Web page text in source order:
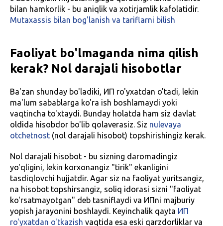
bilan hamkorlik - bu aniqlik va xotirjamlik kafolatidir.
Mutaxassis bilan bog'lanish va tariflarni bilish
Faoliyat bo'lmaganda nima qilish
kerak? Nol darajali hisobotlar
Ba'zan shunday bo'ladiki, ИП ro'yxatdan o'tadi, lekin
ma'lum sabablarga ko'ra ish boshlamaydi yoki
vaqtincha to'xtaydi. Bunday holatda ham siz davlat
oldida hisobdor bo'lib qolaverasiz. Siz nulevaya
otchetnost (nol darajali hisobot) topshirishingiz kerak.
Nol darajali hisobot - bu sizning daromadingiz
yo'qligini, lekin korxonangiz "tirik" ekanligini
tasdiqlovchi hujjatdir. Agar siz na faoliyat yuritsangiz,
na hisobot topshirsangiz, soliq idorasi sizni "faoliyat
ko'rsatmayotgan" deb tasniflaydi va ИПni majburiy
yopish jarayonini boshlaydi. Keyinchalik qayta ИП
ro'yxatdan o'tkazish vaqtida esa eski qarzdorliklar va